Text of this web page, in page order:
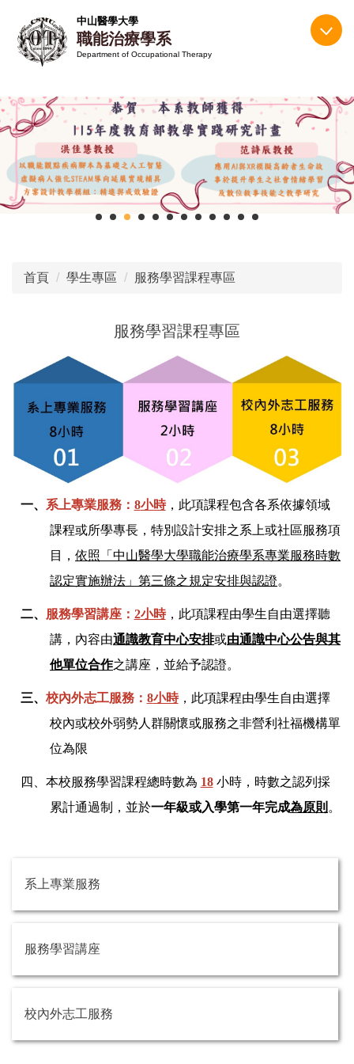
到
主
容
區
中山醫學大學
職能治療學系
Department of Occupational Therapy
首頁 學生專區 服務學習課程專區
服務學習課程專區
一、 系上專業服務： 8小時， 此項課程包含各系依據領域
課程或所學專長 ，特別 設計安排之系上或社區服務項
目， 依照「 中山醫學大學職能治療學系專業服務時數
認定實施辦法」第三條之規定安排與認證。
二、 服務學習講座： 2小時， 此項課程由學生自由選擇聽
講，內容由通識教育中心安排或由通識中心公告與其
他單位合作之講座，並給予認證。
三、 校內外志工服務： 8小時，此項課程由學生自由選擇
校內或校外弱勢人群關懷或服務之非營利社福機構單
位為限
四 本校服務學習課程總時數為 18 小時，時數之認列採
累計通過制，並於一年級或入學第一年完成為原則 。
系上專業服務
服務學習講座
校內外志工服務